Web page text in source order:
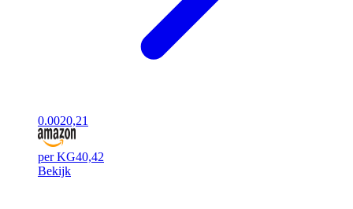
0.0020,21
per KG40,42
Bekijk